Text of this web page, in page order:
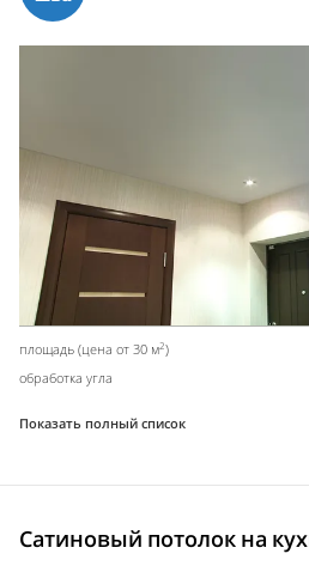
площадь (цена от 30 м2)
обработка угла
Показать полный список
Сатиновый потолок на